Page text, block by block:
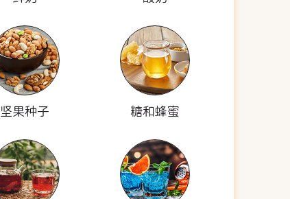
坚果种子 糖和蜂蜜